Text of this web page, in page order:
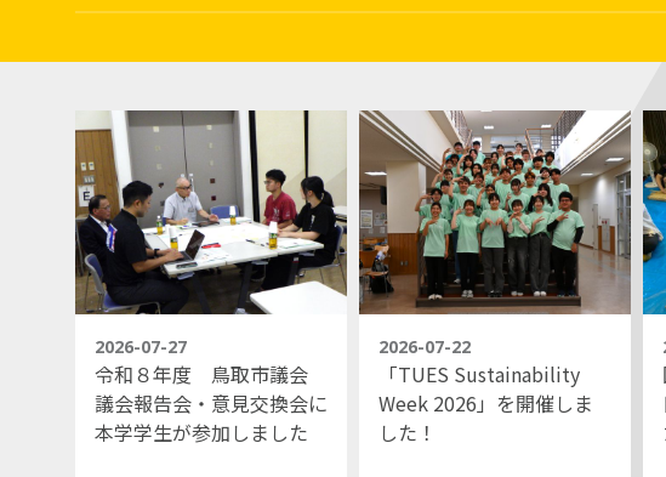
2026-07-27
令和８年度 鳥取市議会
議会報告会・意見交換会に
本学学生が参加しました
2026-07-22
「TUES Sustainability
Week 2026」を開催しま
した！